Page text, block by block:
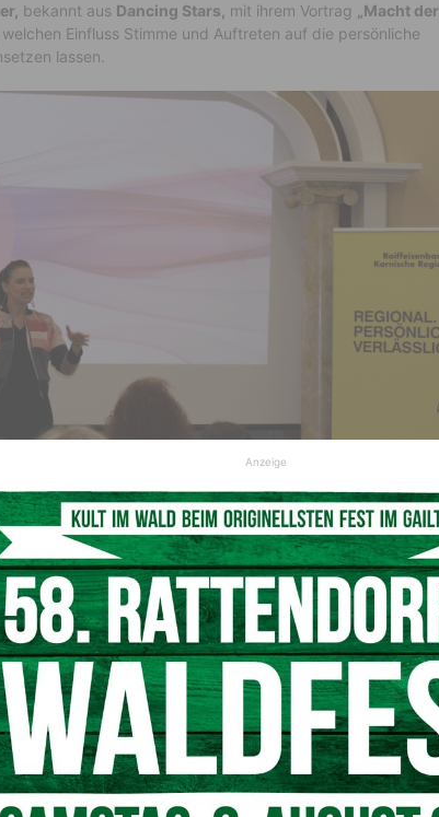
bekannt aus Dancing Stars, mit ihrem Vortrag
„Macht der
Einfluss Stimme und Auftreten auf die persönliche
lassen.
Stimme“ und zeigte, wie Stimme und Auftreten die persönliche Wirkung
(c) Raiffeisenbank Karnische Region
Spezialitäten und persönlichen Gesprächenin
Karnische Region
zieht eine sehr positive Bilanz und
gelungenen Veranstaltungen.
Anzeige